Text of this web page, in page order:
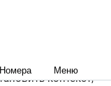
Номера Меню
сталкиваются с
звонков
контекст,